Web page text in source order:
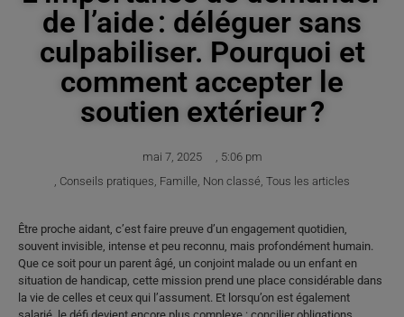
de l’aide : déléguer sans
culpabiliser. Pourquoi et
comment accepter le
soutien extérieur ?
mai 7, 2025 , 5:06 pm
, Conseils pratiques, Famille, Non classé, Tous les articles
Être proche aidant, c’est faire preuve d’un engagement quotidien,
souvent invisible, intense et peu reconnu, mais profondément humain.
Que ce soit pour un parent âgé, un conjoint malade ou un enfant en
situation de handicap, cette mission prend une place considérable dans
la vie de celles et ceux qui l’assument. Et lorsqu’on est également